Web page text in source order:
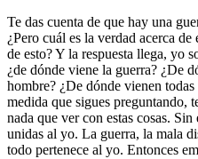
Te das cuenta de que hay una
¿Pero cuál es la verdad acerca
de esto? Y la respuesta llega, yo
¿de dónde viene la guerra? ¿De
hombre? ¿De dónde vienen
medida que sigues preguntando,
nada que ver con estas cosas. Sin
unidas al yo. La guerra, la mala
todo pertenece al yo. Entonces